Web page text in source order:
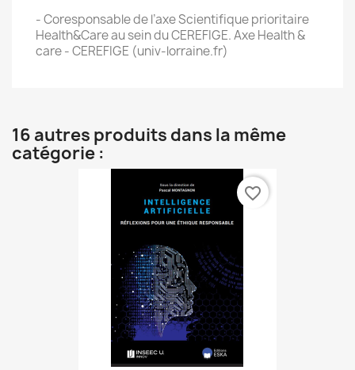
- Coresponsable de l’axe Scientifique prioritaire
Health&Care au sein du CEREFIGE. Axe Health &
care - CEREFIGE (univ-lorraine.fr)
16 autres produits dans la même
catégorie :
favorite_border